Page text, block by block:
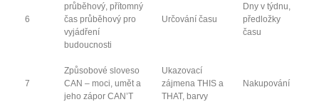
6
průběhový, přítomný
čas průběhový pro
vyjádření
budoucnosti
Určování času
Dny v týdnu,
předložky
času
7
Způsobové sloveso
CAN – moci, umět a
jeho zápor CAN’T
Ukazovací
zájmena THIS a
THAT, barvy
Nakupování